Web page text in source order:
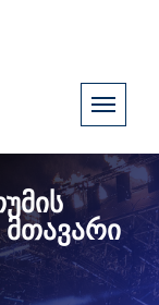
მთავარი